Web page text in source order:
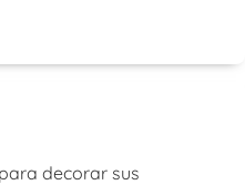
decorar sus